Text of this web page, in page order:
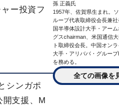
孫 正義氏
1957年、佐賀県生まれ。
ループ代表取締役会長兼
国半導体設計大手・アー
グスchairman、米国通信
ト取締役会長。中国オン
大手・アリババ・グルー
を務める。
全ての画像を
ー投資フ
シンガポ
開支援、M